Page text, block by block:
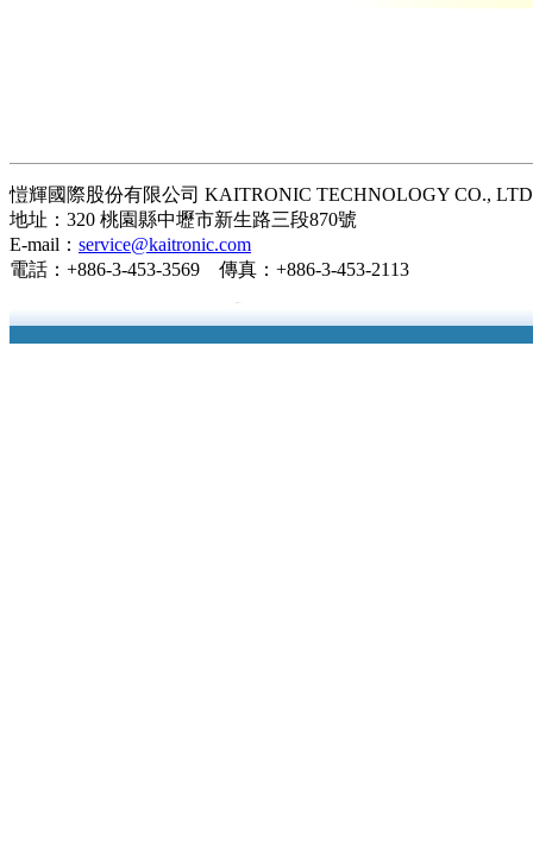
愷輝國際股份有限公司 KAITRONIC TECHNOLOGY CO.,
地址：320 桃園縣中壢市新生路三段870號
E-mail： service@kaitronic.com
電話：+886-3-453-3569 傳真：+886-3-453-2113